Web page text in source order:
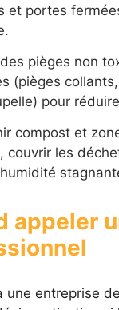
et portes
pièges non
(pièges
pour
compost et
couvrir les
appeler
une entreprise de